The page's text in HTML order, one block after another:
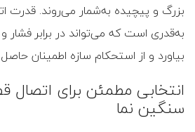
بزرگ و پیچیده به‌شمار می‌روند. قدرت
به‌قدری است که می‌تواند در برابر
بیاورد و از استحکام سازه اطمینان
انتخابی مطمئن برای اتصال
سنگین نما